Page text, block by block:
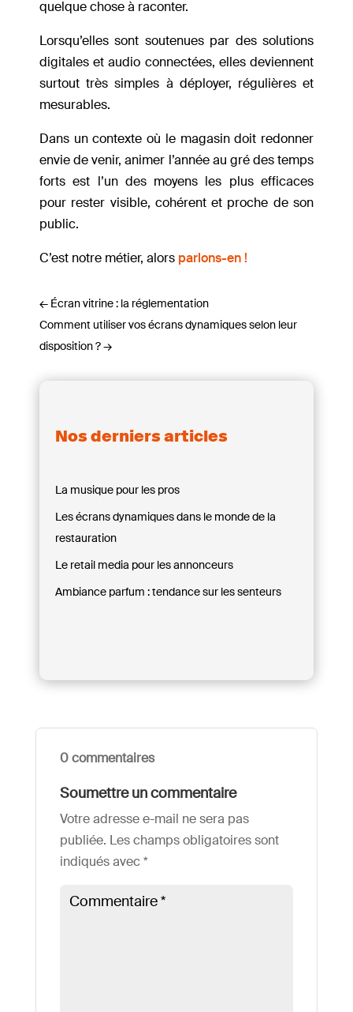
quelque chose à raconter.
Lorsqu’elles sont soutenues par des solutions
digitales et audio connectées, elles deviennent
surtout très simples à déployer, régulières et
mesurables.
Dans un contexte où le magasin doit redonner
envie de venir, animer l’année au gré des temps
forts est l’un des moyens les plus efficaces
pour rester visible, cohérent et proche de son
public.
C’est notre métier, alors parlons-en !
← Écran vitrine : la réglementation
Comment utiliser vos écrans dynamiques selon leur
disposition ?→
Nos derniers articles
La musique pour les pros
Les écrans dynamiques dans le monde de la
restauration
Le retail media pour les annonceurs
Ambiance parfum : tendance sur les senteurs
0 commentaires
Soumettre un commentaire
Votre adresse e-mail ne sera pas
publiée. Les champs obligatoires sont
indiqués avec*